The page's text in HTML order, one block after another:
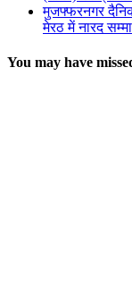
मुजफ्फरनगर
मेरठ में नारद
You may have